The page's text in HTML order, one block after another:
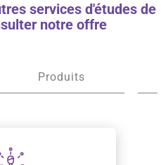
services d'études de
notre offre
Produits